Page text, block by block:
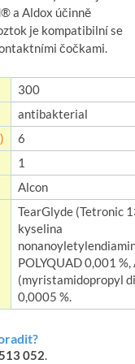
a Aldox účinně
je kompatibilní se
čočkami.
300
antibakterial
6
1
Alcon
TearGlyde (Tetronic
kyselina
POLYQUAD 0,001
(myristamidopropyl
0,0005 %.
052.